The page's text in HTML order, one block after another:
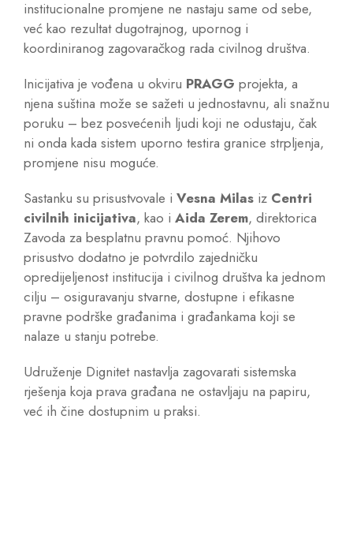
institucionalne promjene ne nastaju same od sebe,
već kao rezultat dugotrajnog, upornog i
koordiniranog zagovaračkog rada civilnog društva.
Inicijativa je vođena u okviru PRAGG projekta, a
njena suština može se sažeti u jednostavnu, ali snažnu
poruku – bez posvećenih ljudi koji ne odustaju, čak
ni onda kada sistem uporno testira granice strpljenja,
promjene nisu moguće.
Sastanku su prisustvovale i Vesna Milas iz Centri
civilnih inicijativa, kao i Aida Zerem, direktorica
Zavoda za besplatnu pravnu pomoć. Njihovo
prisustvo dodatno je potvrdilo zajedničku
opredijeljenost institucija i civilnog društva ka jednom
cilju – osiguravanju stvarne, dostupne i efikasne
pravne podrške građanima i građankama koji se
nalaze u stanju potrebe.
Udruženje Dignitet nastavlja zagovarati sistemska
rješenja koja prava građana ne ostavljaju na papiru,
već ih čine dostupnim u praksi.